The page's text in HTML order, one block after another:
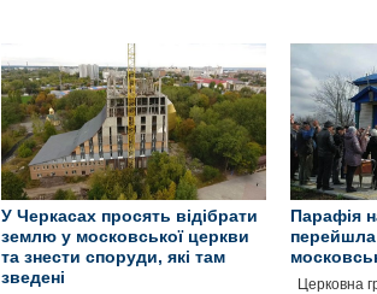
У Черкасах просять відібрати
землю у московської церкви
та знести споруди, які там
зведені
Парафія
Церковна